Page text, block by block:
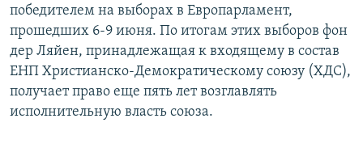
победителем на выборах в Европарламент,
прошедших 6-9 июня. По итогам этих выборов фон
дер Ляйен, принадлежащая к входящему в состав
ЕНП Христианско-Демократическому союзу (ХДС),
получает право еще пять лет возглавлять
исполнительную власть союза.